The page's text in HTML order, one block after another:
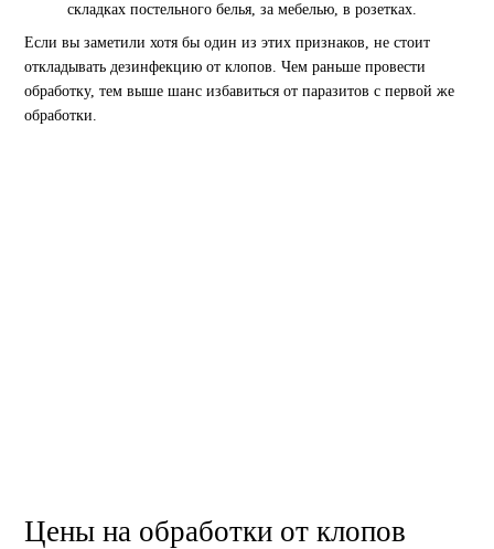
складках постельного белья, за мебелью, в розетках.
Если вы заметили хотя бы один из этих признаков, не стоит
откладывать дезинфекцию от клопов. Чем раньше провести
обработку, тем выше шанс избавиться от паразитов с первой же
обработки.
Цены на обработки от клопов